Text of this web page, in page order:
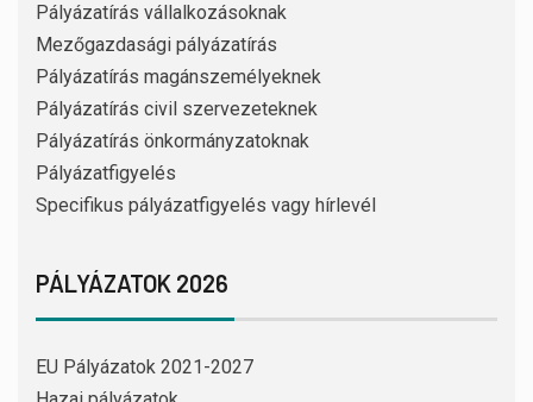
Pályázatírás vállalkozásoknak
Mezőgazdasági pályázatírás
Pályázatírás magánszemélyeknek
Pályázatírás civil szervezeteknek
Pályázatírás önkormányzatoknak
Pályázatfigyelés
Specifikus pályázatfigyelés vagy hírlevél
PÁLYÁZATOK 2026
EU Pályázatok 2021-2027